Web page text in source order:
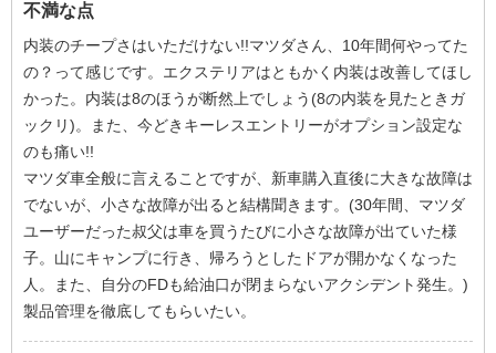
不満な点
内装のチープさはいただけない!!マツダさん、10年間何やってた
の？って感じです。エクステリアはともかく内装は改善してほし
かった。内装は8のほうが断然上でしょう(8の内装を見たときガ
ックリ)。また、今どきキーレスエントリーがオプション設定な
のも痛い!!
マツダ車全般に言えることですが、新車購入直後に大きな故障は
でないが、小さな故障が出ると結構聞きます。(30年間、マツダ
ユーザーだった叔父は車を買うたびに小さな故障が出ていた様
子。山にキャンプに行き、帰ろうとしたドアが開かなくなった
人。また、自分のFDも給油口が閉まらないアクシデント発生。)
製品管理を徹底してもらいたい。